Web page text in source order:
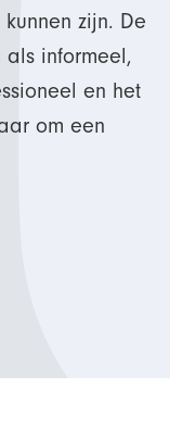
zijn. De
als informeel,
en het
om een